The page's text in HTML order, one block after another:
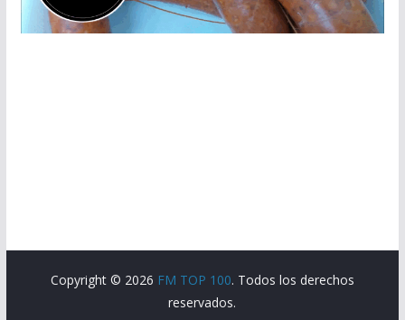
Copyright © 2026 FM TOP 100. Todos los derechos
reservados.